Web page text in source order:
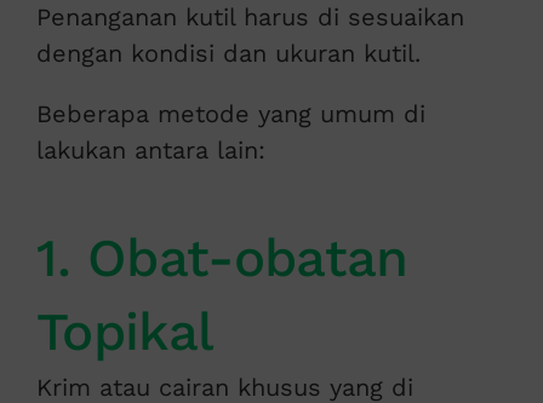
Penanganan kutil harus di sesuaikan
dengan kondisi dan ukuran kutil.
Beberapa metode yang umum di
lakukan antara lain:
1. Obat-obatan
Topikal
Krim atau cairan khusus yang di